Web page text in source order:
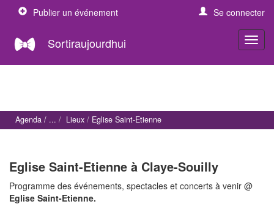
Publier un événement Se connecter
Sortiraujourdhui
Agenda Lieux Eglise Saint-Etienne
Eglise Saint-Etienne à Claye-Souilly
Programme des événements, spectacles et concerts à venir @
Eglise Saint-Etienne.